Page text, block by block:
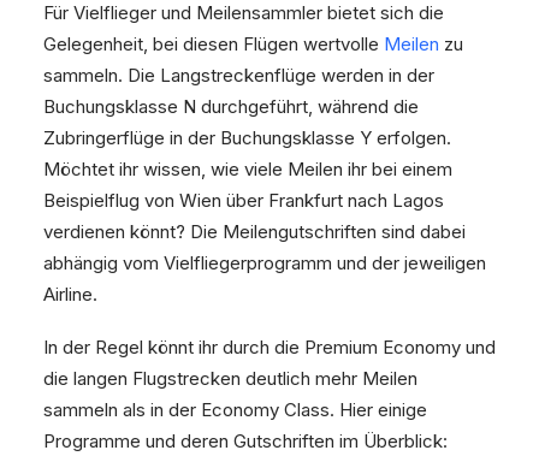
Für Vielflieger und Meilensammler bietet sich die
Gelegenheit, bei diesen Flügen wertvolle Meilen zu
sammeln. Die Langstreckenflüge werden in der
Buchungsklasse N durchgeführt, während die
Zubringerflüge in der Buchungsklasse Y erfolgen.
Möchtet ihr wissen, wie viele Meilen ihr bei einem
Beispielflug von Wien über Frankfurt nach Lagos
verdienen könnt? Die Meilengutschriften sind dabei
abhängig vom Vielfliegerprogramm und der jeweiligen
Airline.
In der Regel könnt ihr durch die Premium Economy und
die langen Flugstrecken deutlich mehr Meilen
sammeln als in der Economy Class. Hier einige
Programme und deren Gutschriften im Überblick: